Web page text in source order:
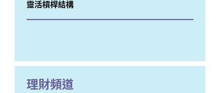
靈活槓桿結構
理財頻道